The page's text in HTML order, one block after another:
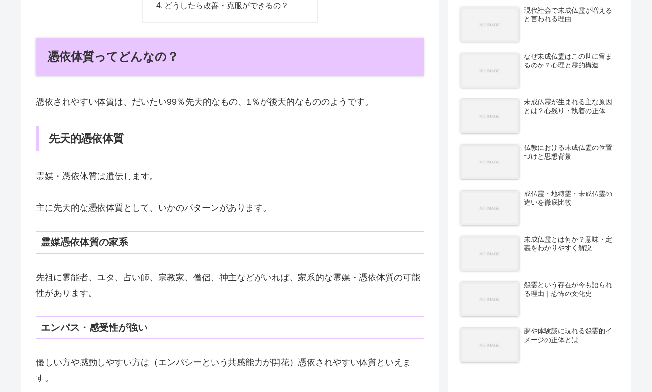
どうしたら改善・克服ができるの？
憑依体質ってどんなの？
憑依されやすい体質は、だいたい99％先天的なもの、1％が後天的なもののようです。
先天的憑依体質
霊媒・憑依体質は遺伝します。
主に先天的な憑依体質として、いかのパターンがあります。
霊媒憑依体質の家系
先祖に霊能者、ユタ、占い師、宗教家、僧侶、神主などがいれば、家系的な霊媒・憑依体質の可能
性があります。
エンパス・感受性が強い
優しい方や感動しやすい方は（エンパシーという共感能力が開花）憑依されやすい体質といえま
す。
現代社会で未成仏霊が増える
と言われる理由
なぜ未成仏霊はこの世に留ま
るのか？心理と霊的構造
未成仏霊が生まれる主な原因
とは？心残り・執着の正体
仏教における未成仏霊の位置
づけと思想背景
成仏霊・地縛霊・未成仏霊の
違いを徹底比較
未成仏霊とは何か？意味・定
義をわかりやすく解説
怨霊という存在が今も語られ
る理由｜恐怖の文化史
夢や体験談に現れる怨霊的イ
メージの正体とは